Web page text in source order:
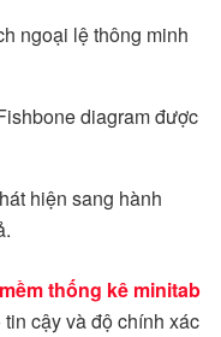
ngoại lệ thông minh
diagram được
hiện sang hành
thống kê minitab
cậy và độ chính xác